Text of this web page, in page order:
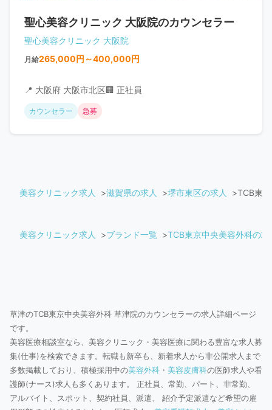
聖心美容クリニック 大阪院のカウンセラー
聖心美容クリニック 大阪院
月給265,000円～400,000円
📍 大阪府 大阪市北区🏢 正社員
カウンセラー 急募
美容クリニック求人 滋賀県の求人 堺市東区の求人 TCB東
美容クリニック求人 ブランド一覧 TCB東京中央美容外科の求
草津のTCB東京中央美容外科 草津院のカウンセラーの求人詳細ページ
です。
美容医療相談室なら、美容クリニック・美容医療に関わる豊富な求人募
集(仕事)を検索できます。転職も新卒も、新着求人から非公開求人まで
多数掲載しており、積極採用中の美容外科 ・ 美容皮膚科の医師求人や看
護師(ナース)求人も多くあります。 正社員、常勤、パート、非常勤、
アルバイト、スポット、契約社員、派遣、 紹介予定派遣など希望の雇